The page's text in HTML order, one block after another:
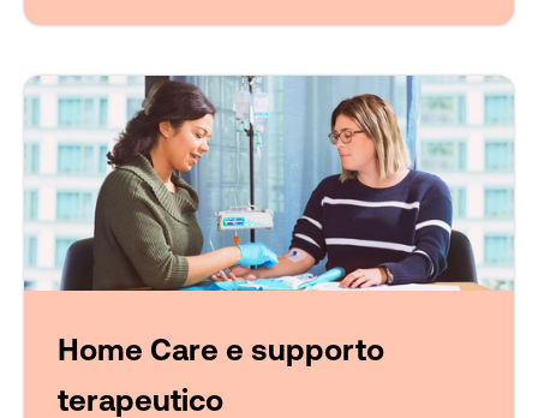
Home Care e supporto
terapeutico